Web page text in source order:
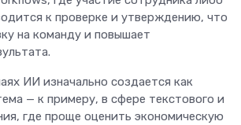
к проверке и утверждению, что
на команду и повышает
ИИ изначально создается как
— к примеру, в сфере текстового и
где проще оценить экономическую